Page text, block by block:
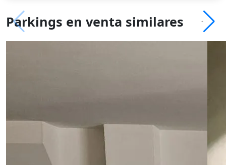
Parkings en venta similares